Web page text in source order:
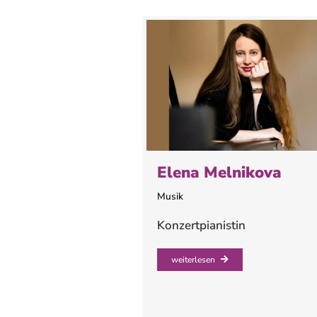
Elena Melnikova
Musik
Konzertpianistin
weiterlesen